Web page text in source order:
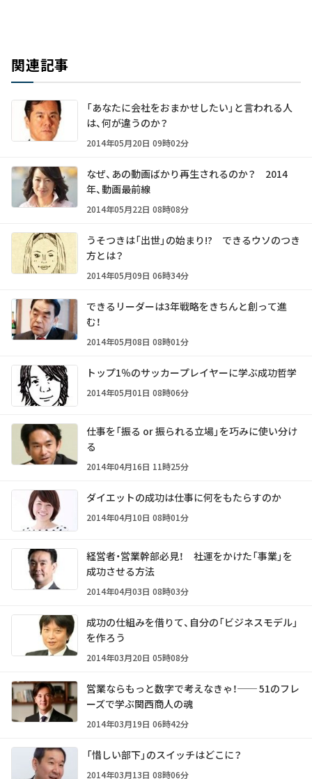
関連記事
「あなたに会社をおまかせしたい」と言われる人
は、何が違うのか？
2014年05月20日 09時02分
なぜ、あの動画ばかり再生されるのか？ 2014
年、動画最前線
2014年05月22日 08時08分
うそつきは「出世」の始まり!? できるウソのつき
方とは？
2014年05月09日 06時34分
できるリーダーは3年戦略をきちんと創って進
む！
2014年05月08日 08時01分
トップ1％のサッカープレイヤーに学ぶ成功哲学
2014年05月01日 08時06分
仕事を「振る or 振られる立場」を巧みに使い分け
る
2014年04月16日 11時25分
ダイエットの成功は仕事に何をもたらすのか
2014年04月10日 08時01分
経営者・営業幹部必見！ 社運をかけた「事業」を
成功させる方法
2014年04月03日 08時03分
成功の仕組みを借りて、自分の「ビジネスモデル」
を作ろう
2014年03月20日 05時08分
営業ならもっと数字で考えなきゃ！── 51のフレ
ーズで学ぶ関西商人の魂
2014年03月19日 06時42分
「惜しい部下」のスイッチはどこに？
2014年03月13日 08時06分